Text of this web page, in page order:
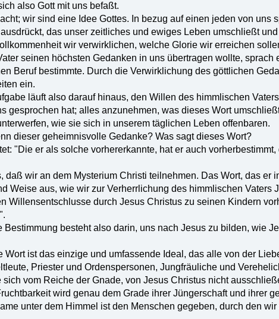
also Gott mit uns befaßt.
wir sind eine Idee Gottes. In bezug auf einen jeden von uns
das unser zeitliches und ewiges Leben umschließt
wir verwirklichen, welche Glorie wir erreichen
seinen höchsten Gedanken in uns übertragen wollte,
Beruf bestimmte. Durch die Verwirklichung des göttlichen
ein.
läuft also darauf hinaus, den Willen des himmlischen
gesprochen hat; alles anzunehmen, was dieses Wort
wie sie sich in unserem täglichen Leben offenbaren.
dieser geheimnisvolle Gedanke? Was sagt dieses Wort?
"Die er als solche vorhererkannte, hat er auch
daß wir an dem Mysterium Christi teilnehmen. Das Wort, das er
Weise aus, wie wir zur Verherrlichung des himmlischen Vaters
Willensentschlusse durch Jesus Christus zu seinen Kindern
Bestimmung besteht also darin, uns nach Jesus zu bilden, wie
Wort ist das einzige und umfassende Ideal, das alle von der
Priester und Ordenspersonen, Jungfräuliche und
sich vom Reiche der Gnade, von Jesus Christus nicht
wird genau dem Grade ihrer Jüngerschaft und ihrer
unter dem Himmel ist den Menschen gegeben, durch den